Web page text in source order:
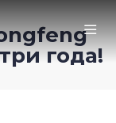
года!